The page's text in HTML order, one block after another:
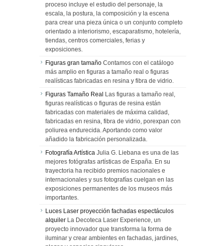
proceso incluye el estudio del personaje, la
escala, la postura, la composición y la escena
para crear una pieza única o un conjunto completo
orientado a interiorismo, escaparatismo, hotelería,
tiendas, centros comerciales, ferias y
exposiciones.
Figuras gran tamaño Contamos con el catálogo
más amplio en figuras a tamaño real o figuras
realísticas fabricadas en resina y fibra de vidrio.
Figuras Tamaño Real Las figuras a tamaño real,
figuras realísticas o figuras de resina están
fabricadas con materiales de máxima calidad,
fabricadas en resina, fibra de vidrio, porexpan con
poliurea endurecida. Aportando como valor
añadido la fabricación personalizada.
Fotografía Artística Julia G. Liebana es una de las
mejores fotógrafas artísticas de España. En su
trayectoria ha recibido premios nacionales e
internacionales y sus fotografías cuelgan en las
exposiciones permanentes de los museos más
importantes.
Luces Laser proyección fachadas espectáculos
alquiler La Decoteca Laser Experience, un
proyecto innovador que transforma la forma de
iluminar y crear ambientes en fachadas, jardines,